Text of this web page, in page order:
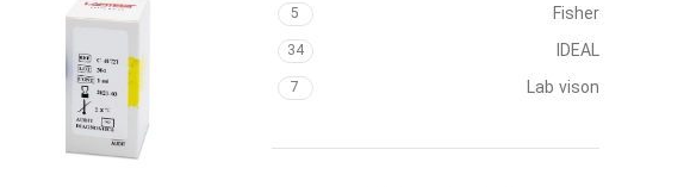
Fisher
5
IDEAL
34
Lab vison
7